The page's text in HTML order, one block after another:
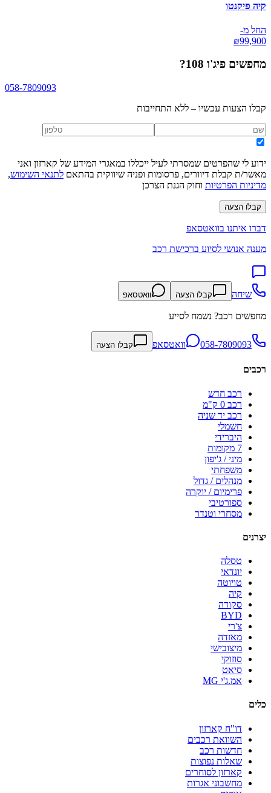
קיה פיקנטו
החל מ-
₪99,900
מחפשים פיג'ו 108 ?
058-7809093
קבלו הצעות עכשיו – ללא התחייבות
ידוע לי שהפרטים שמסרתי לעיל ייכללו במאגרי המידע של קארזון ואני
מאשר/ת קבלת דיוורים, פרסומות ופניה שיווקית בהתאם לתנאי השימוש,
מדיניות הפרטיות וחוק הגנת הצרכן
קבלו הצעה
דברו איתנו בוואטסאפ
מענה אנושי לסיוע ברכישת רכב
שיחה קבלו הצעה וואטסאפ
מחפשים רכב? נשמח לסייע
058-7809093 וואטסאפ קבלו הצעה
רכבים
רכב חדש
רכב 0 ק"מ
רכב יד שניה
חשמלי
היברידי
7 מקומות
מיני / ג'יפון
משפחתי
מנהלים / גדול
פרימיום / יוקרה
ספורטיבי
מסחרי וטנדר
יצרנים
טסלה
יונדאי
טויוטה
קיה
סקודה
BYD
צ'רי
מאזדה
מיצובישי
סוזוקי
סיאט
אמ.ג'י MG
כלים
דו"ח קארזון
השוואת רכבים
חדשות רכב
שאלות נפוצות
קארזון לסוחרים
מחשבוני אגרות